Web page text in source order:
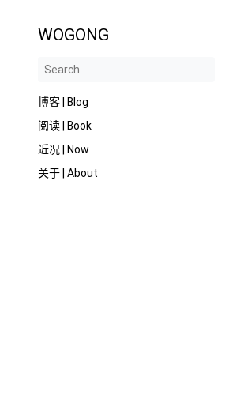
WOGONG
博客 | Blog
阅读 | Book
近况 | Now
关于 | About